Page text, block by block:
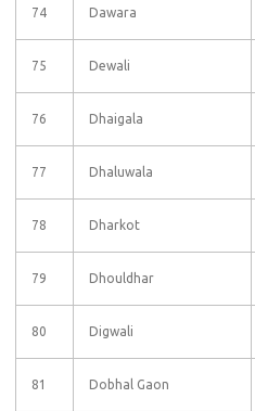
74 Dawara
75 Dewali
76 Dhaigala
77 Dhaluwala
78 Dharkot
79 Dhouldhar
80 Digwali
81 Dobhal Gaon